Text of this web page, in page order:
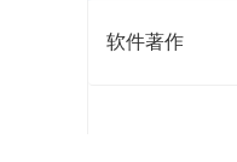
软件著作